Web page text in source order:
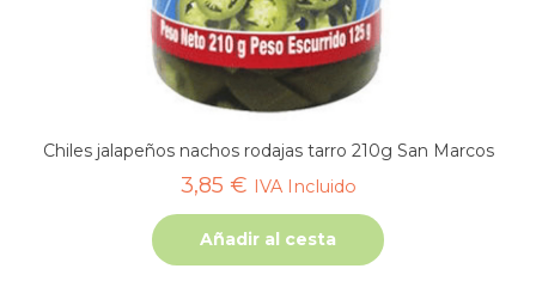
Chiles jalapeños nachos rodajas tarro 210g San Marcos
3,85 € IVA Incluido
Añadir al cesta